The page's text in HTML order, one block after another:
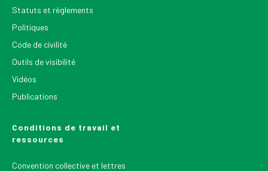
Statuts et règlements
Politiques
Code de civilité
Outils de visibilité
Vidéos
Publications
Conditions de travail et
ressources
Convention collective et lettres